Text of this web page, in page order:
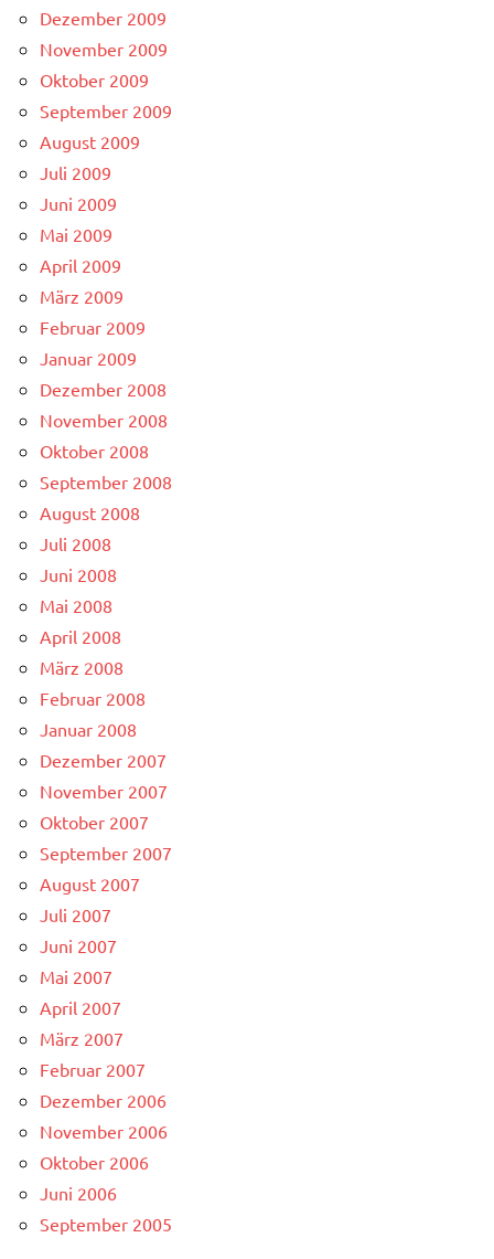
Dezember 2009
November 2009
Oktober 2009
September 2009
August 2009
Juli 2009
Juni 2009
Mai 2009
April 2009
März 2009
Februar 2009
Januar 2009
Dezember 2008
November 2008
Oktober 2008
September 2008
August 2008
Juli 2008
Juni 2008
Mai 2008
April 2008
März 2008
Februar 2008
Januar 2008
Dezember 2007
November 2007
Oktober 2007
September 2007
August 2007
Juli 2007
Juni 2007
Mai 2007
April 2007
März 2007
Februar 2007
Dezember 2006
November 2006
Oktober 2006
Juni 2006
September 2005